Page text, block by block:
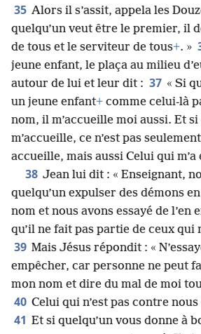
35 Alors il s’assit, appela les
quelqu’un veut être le premier, il
de tous et le serviteur de tous+. »
jeune enfant, le plaça au milieu
autour de lui et leur dit : 37 « Si
un jeune enfant+ comme celui-là
nom, il m’accueille moi aussi. Et si
m’accueille, ce n’est pas
accueille, mais aussi Celui qui m’a
38 Jean lui dit : « Enseignant,
quelqu’un expulser des démons
nom et nous avons essayé de l’en
qu’il ne fait pas partie de ceux qui
39 Mais Jésus répondit : «
empêcher, car personne ne peut
mon nom et dire du mal de moi
40 Celui qui n’est pas contre
41 Et si quelqu’un vous donne à